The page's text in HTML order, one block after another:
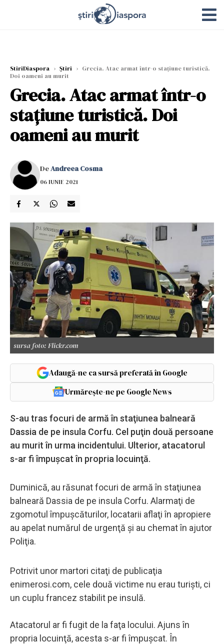
StiriDiaspora › Știri › Grecia. Atac armat într-o staţiune turistică.
Doi oameni au murit
Grecia. Atac armat într-o
staţiune turistică. Doi
oameni au murit
DeAndreea Cosma
06 IUNIE 2021
sursa foto: Flickr.com
Adaugă-ne ca sursă preferată în Google
Urmărește-ne pe Google News
S-au tras focuri de armă în staţiunea balneară
Dassia de pe insula Corfu. Cel puţin două persoane
au murit în urma incidentului. Ulterior, atacatorul
s-ar fi împuşcat în propria locuinţă.
Duminică, au răsunat focuri de armă în staţiunea
balneară Dassia de pe insula Corfu. Alarmaţi de
zgomotul împuşcăturilor, locatarii aflaţi în apropiere
au apelat numărul de urgenţă şi au chemat în ajutor
Poliţia.
Potrivit unor martori citaţi de publicaţia
enimerosi.com, cele două victime nu erau turişti, ci
un cuplu francez stabilit pe insulă.
Atacatorul ar fi fugit de la faţa locului. Ajuns în
propria locuinţă, acesta s-ar fi împuşcat. În